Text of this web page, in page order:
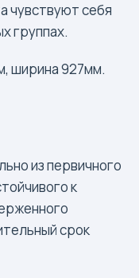
чувствуют себя
группах.
ширина 927мм.
из первичного
к
срок